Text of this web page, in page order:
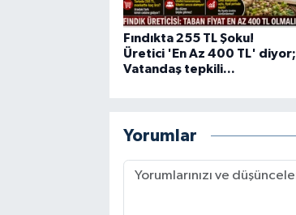
Fındıkta 255 TL Şoku!
Üretici 'En Az 400 TL' diyor;
Vatandaş tepkili...
Yorumlar